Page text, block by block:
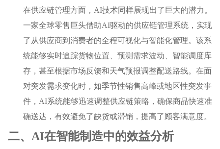
在供应链管理方面，AI技术同样展现出了巨大的潜力。
一家全球零售巨头借助AI驱动的供应链管理系统，实现
了从供应商到消费者的全程可视化与智能化管理。该系
统能够实时追踪货物位置、预测需求波动、智能调度库
存，甚至根据市场反馈和天气预报调整配送路线。在面
对突发需求变化时，如季节性销售高峰或地区性突发事
件，AI系统能够迅速调整供应链策略，确保商品快速准
确送达，有效避免了缺货或滞销，提高了顾客满意度。
二、AI在智能制造中的效益分析